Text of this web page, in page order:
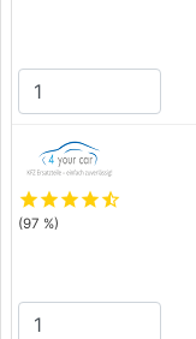
starstarstarstarstar_half
(97 %)